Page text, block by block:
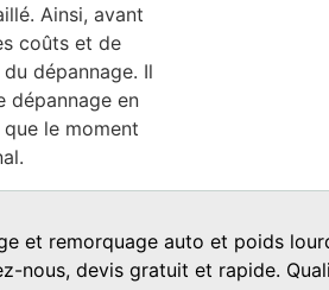
Ainsi, avant
coûts et de
dépannage. Il
dépannage en
le moment
et remorquage auto et poids
nous, devis gratuit et rapide.